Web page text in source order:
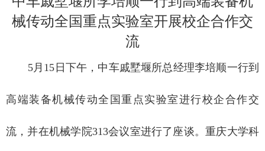
械传动全国重点实验室开展校企合作交
流
5月15日下午，中车戚墅堰所总经理李培顺一行到
高端装备机械传动全国重点实验室进行校企合作交
流，并在机械学院313会议室进行了座谈。重庆大学科